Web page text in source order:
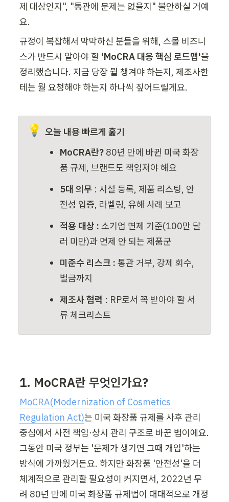
제 대상인지", "통관에 문제는 없을지" 불안하실 거예
요.
규정이 복잡해서 막막하신 분들을 위해, 스몰 비즈니
스가 반드시 알아야 할 'MoCRA 대응 핵심 로드맵'을
정리했습니다. 지금 당장 뭘 챙겨야 하는지, 제조사한
테는 뭘 요청해야 하는지 하나씩 짚어드릴게요.
💡 오늘 내용 빠르게 훑기
MoCRA란? 80년 만에 바뀐 미국 화장
품 규제, 브랜드도 책임져야 해요
5대 의무 : 시설 등록, 제품 리스팅, 안
전성 입증, 라벨링, 유해 사례 보고
적용 대상 : 소기업 면제 기준(100만 달
러 미만)과 면제 안 되는 제품군
미준수 리스크 : 통관 거부, 강제 회수,
벌금까지
제조사 협력 : RP로서 꼭 받아야 할 서
류 체크리스트
1. MoCRA란 무엇인가요?
MoCRA(Modernization of Cosmetics
Regulation Act)는 미국 화장품 규제를 사후 관리
중심에서 사전 책임·상시 관리 구조로 바꾼 법이에요.
그동안 미국 정부는 '문제가 생기면 그때 개입'하는
방식에 가까웠거든요. 하지만 화장품 '안전성'을 더
체계적으로 관리할 필요성이 커지면서, 2022년 무
려 80년 만에 미국 화장품 규제법이 대대적으로 개정